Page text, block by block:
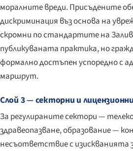
моралните вреди. Присъдените
дискриминация въз основа на
скромни по стандартите на
публикуваната практика, но
формално достъпен успоредно с
маршрут.
Слой 3 — секторни и
За регулираните сектори —
здравеопазване, образование —
несъответствие с изискванията